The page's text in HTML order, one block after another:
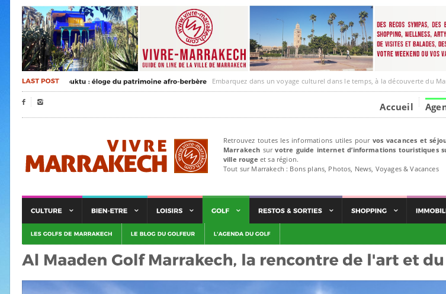
Embarquez dans un voyage culturel dans le temps, à la découverte du Maroc des
  Accueil
Retrouvez toutes les informations utiles pour vos vacances et
Marrakech survotre guide internet d’informations touristiques
ville rouge et sa région.
Tout sur Marrakech : Bons plans, Photos, News, Voyages & Vacances